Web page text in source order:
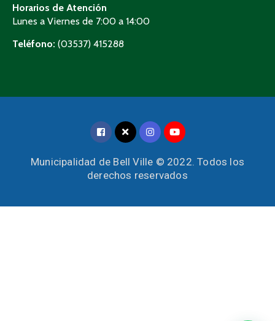
Horarios de Atención
Lunes a Viernes de 7:00 a 14:00
Teléfono: (03537) 415288
Municipalidad de Bell Ville © 2022. Todos los
derechos reservados